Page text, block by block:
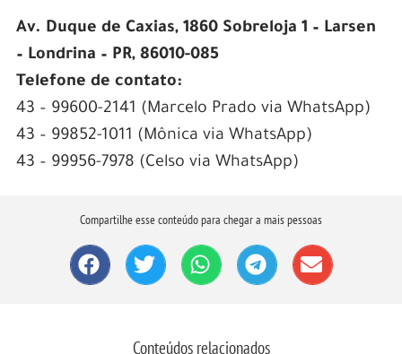
Av. Duque de Caxias, 1860 Sobreloja 1 – Larsen
– Londrina – PR, 86010-085
Telefone de contato:
43 – 99600-2141 (Marcelo Prado via WhatsApp)
43 – 99852-1011 (Mônica via WhatsApp)
43 – 99956-7978 (Celso via WhatsApp)
Compartilhe esse conteúdo para chegar a mais pessoas
Conteúdos relacionados